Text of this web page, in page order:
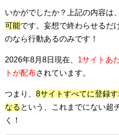
いかがでしたか？上記の内容は、
可能です。妄想で終わらせるだ
のなら行動あるのみです！
2026年8月8日現在、 1サイトあ
トが配布されています。
つまり、 8サイトすべてに登録
なる という、これまでにない超
く！